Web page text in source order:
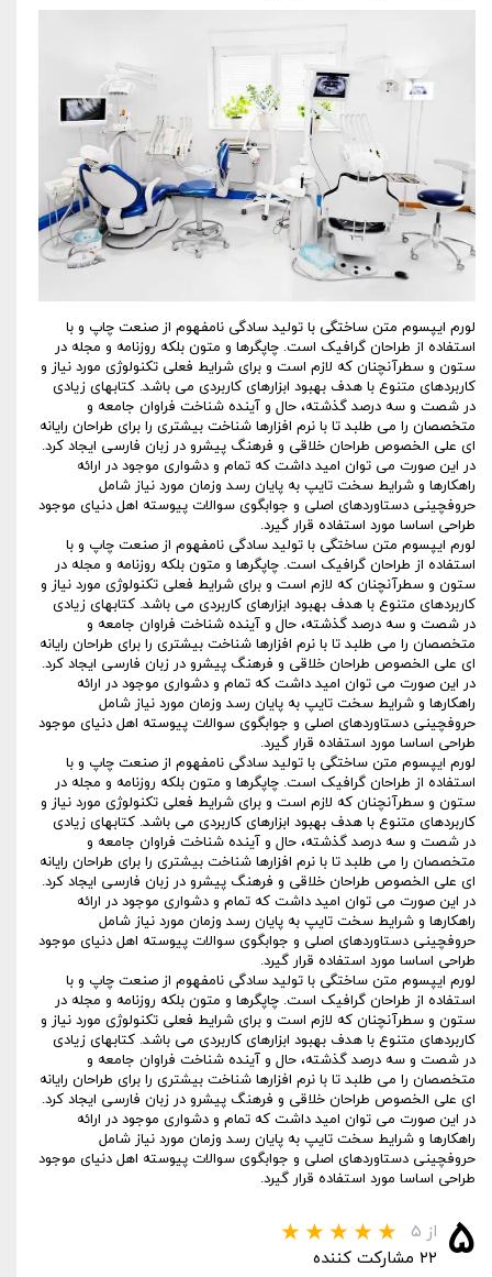
لورم ایپسوم متن ساختگی با تولید سادگی نامفهوم از صنعت چاپ و با
استفاده از طراحان گرافیک است. چاپگرها و متون بلکه روزنامه و مجله در
ستون و سطرآنچنان که لازم است و برای شرایط فعلی تکنولوژی مورد نیاز و
کاربردهای متنوع با هدف بهبود ابزارهای کاربردی می باشد. کتابهای زیادی
در شصت و سه درصد گذشته، حال و آینده شناخت فراوان جامعه و
متخصصان را می طلبد تا با نرم افزارها شناخت بیشتری را برای طراحان رایانه
ای علی الخصوص طراحان خلاقی و فرهنگ پیشرو در زبان فارسی ایجاد کرد.
در این صورت می توان امید داشت که تمام و دشواری موجود در ارائه
راهکارها و شرایط سخت تایپ به پایان رسد وزمان مورد نیاز شامل
حروفچینی دستاوردهای اصلی و جوابگوی سوالات پیوسته اهل دنیای موجود
طراحی اساسا مورد استفاده قرار گیرد.
لورم ایپسوم متن ساختگی با تولید سادگی نامفهوم از صنعت چاپ و با
استفاده از طراحان گرافیک است. چاپگرها و متون بلکه روزنامه و مجله در
ستون و سطرآنچنان که لازم است و برای شرایط فعلی تکنولوژی مورد نیاز و
کاربردهای متنوع با هدف بهبود ابزارهای کاربردی می باشد. کتابهای زیادی
در شصت و سه درصد گذشته، حال و آینده شناخت فراوان جامعه و
متخصصان را می طلبد تا با نرم افزارها شناخت بیشتری را برای طراحان رایانه
ای علی الخصوص طراحان خلاقی و فرهنگ پیشرو در زبان فارسی ایجاد کرد.
در این صورت می توان امید داشت که تمام و دشواری موجود در ارائه
راهکارها و شرایط سخت تایپ به پایان رسد وزمان مورد نیاز شامل
حروفچینی دستاوردهای اصلی و جوابگوی سوالات پیوسته اهل دنیای موجود
طراحی اساسا مورد استفاده قرار گیرد.
لورم ایپسوم متن ساختگی با تولید سادگی نامفهوم از صنعت چاپ و با
استفاده از طراحان گرافیک است. چاپگرها و متون بلکه روزنامه و مجله در
ستون و سطرآنچنان که لازم است و برای شرایط فعلی تکنولوژی مورد نیاز و
کاربردهای متنوع با هدف بهبود ابزارهای کاربردی می باشد. کتابهای زیادی
در شصت و سه درصد گذشته، حال و آینده شناخت فراوان جامعه و
متخصصان را می طلبد تا با نرم افزارها شناخت بیشتری را برای طراحان رایانه
ای علی الخصوص طراحان خلاقی و فرهنگ پیشرو در زبان فارسی ایجاد کرد.
در این صورت می توان امید داشت که تمام و دشواری موجود در ارائه
راهکارها و شرایط سخت تایپ به پایان رسد وزمان مورد نیاز شامل
حروفچینی دستاوردهای اصلی و جوابگوی سوالات پیوسته اهل دنیای موجود
طراحی اساسا مورد استفاده قرار گیرد.
لورم ایپسوم متن ساختگی با تولید سادگی نامفهوم از صنعت چاپ و با
استفاده از طراحان گرافیک است. چاپگرها و متون بلکه روزنامه و مجله در
ستون و سطرآنچنان که لازم است و برای شرایط فعلی تکنولوژی مورد نیاز و
کاربردهای متنوع با هدف بهبود ابزارهای کاربردی می باشد. کتابهای زیادی
در شصت و سه درصد گذشته، حال و آینده شناخت فراوان جامعه و
متخصصان را می طلبد تا با نرم افزارها شناخت بیشتری را برای طراحان رایانه
ای علی الخصوص طراحان خلاقی و فرهنگ پیشرو در زبان فارسی ایجاد کرد.
در این صورت می توان امید داشت که تمام و دشواری موجود در ارائه
راهکارها و شرایط سخت تایپ به پایان رسد وزمان مورد نیاز شامل
حروفچینی دستاوردهای اصلی و جوابگوی سوالات پیوسته اهل دنیای موجود
طراحی اساسا مورد استفاده قرار گیرد.
۵ از ۵
۲۲ مشارکت کننده